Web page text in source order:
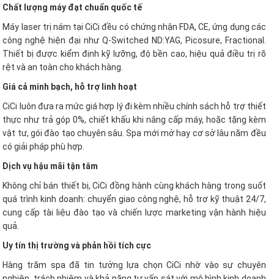
Chất lượng máy đạt chuẩn quốc tế
Máy laser trị nám tại CiCi đều có chứng nhận FDA, CE, ứng dụng các
công nghệ hiện đại như Q-Switched ND:YAG, Picosure, Fractional.
Thiết bị được kiểm định kỹ lưỡng, độ bền cao, hiệu quả điều trị rõ
rệt và an toàn cho khách hàng.
Giá cả minh bạch, hỗ trợ linh hoạt
CiCi luôn đưa ra mức giá hợp lý đi kèm nhiều chính sách hỗ trợ thiết
thực như trả góp 0%, chiết khấu khi nâng cấp máy, hoặc tặng kèm
vật tư, gói đào tạo chuyên sâu. Spa mới mở hay cơ sở lâu năm đều
có giải pháp phù hợp.
Dịch vụ hậu mãi tận tâm
Không chỉ bán thiết bị, CiCi đồng hành cùng khách hàng trong suốt
quá trình kinh doanh: chuyển giao công nghệ, hỗ trợ kỹ thuật 24/7,
cung cấp tài liệu đào tạo và chiến lược marketing vận hành hiệu
quả.
Uy tín thị trường và phản hồi tích cực
Hàng trăm spa đã tin tưởng lựa chọn CiCi nhờ vào sự chuyên